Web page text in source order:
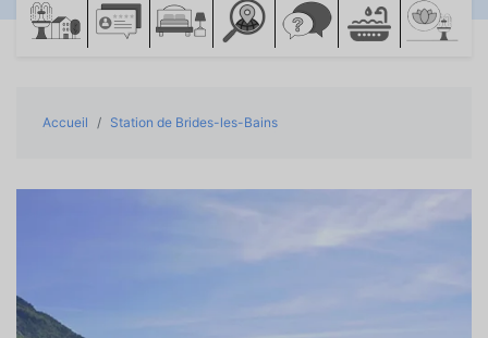
Accueil Station de Brides-les-Bains